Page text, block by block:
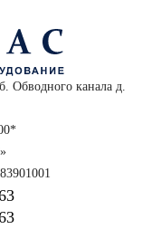
исправности,
и обработку
свидетельство
метрологическую
«Велмас»
Обводного канала д.